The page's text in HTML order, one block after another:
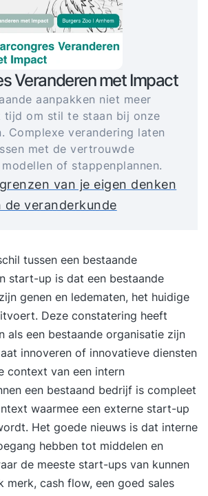
Veranderen met Impact
aanpakken niet meer
tijd om stil te staan bij onze
Complexe verandering laten
met de vertrouwde
of stappenplannen.
van je eigen denken
de veranderkunde
tussen een bestaande
start-up is dat een bestaande
genen en ledematen, het huidige
Deze constatering heeft
als een bestaande organisatie zijn
innoveren of innovatieve diensten
context van een intern
een bestaand bedrijf is compleet
waarmee een externe start-up
Het goede nieuws is dat interne
hebben tot middelen en
de meeste start-ups van kunnen
merk, cash flow, een goed sales